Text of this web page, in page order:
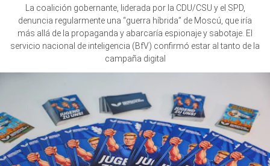
La coalición gobernante, liderada por la CDU/CSU y el SPD,
denuncia regularmente una “guerra híbrida” de Moscú, que iría
más allá de la propaganda y abarcaría espionaje y sabotaje. El
servicio nacional de inteligencia (BfV) confirmó estar al tanto de la
campaña digital